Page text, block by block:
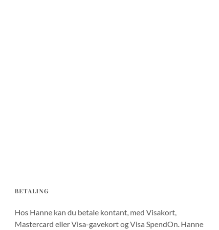
BETALING
Hos Hanne kan du betale kontant, med Visakort,
Mastercard eller Visa-gavekort og Visa SpendOn. Hanne